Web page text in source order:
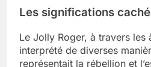
Les significations
Le Jolly Roger, à travers les
interprété de diverses
représentait la rébellion et